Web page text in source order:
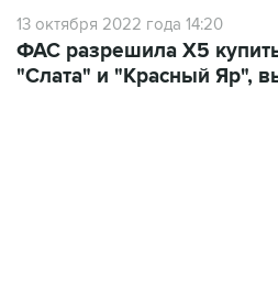
13 октября 2022 года 14:20
ФАС разрешила Х5
"Слата" и "Красный Яр",